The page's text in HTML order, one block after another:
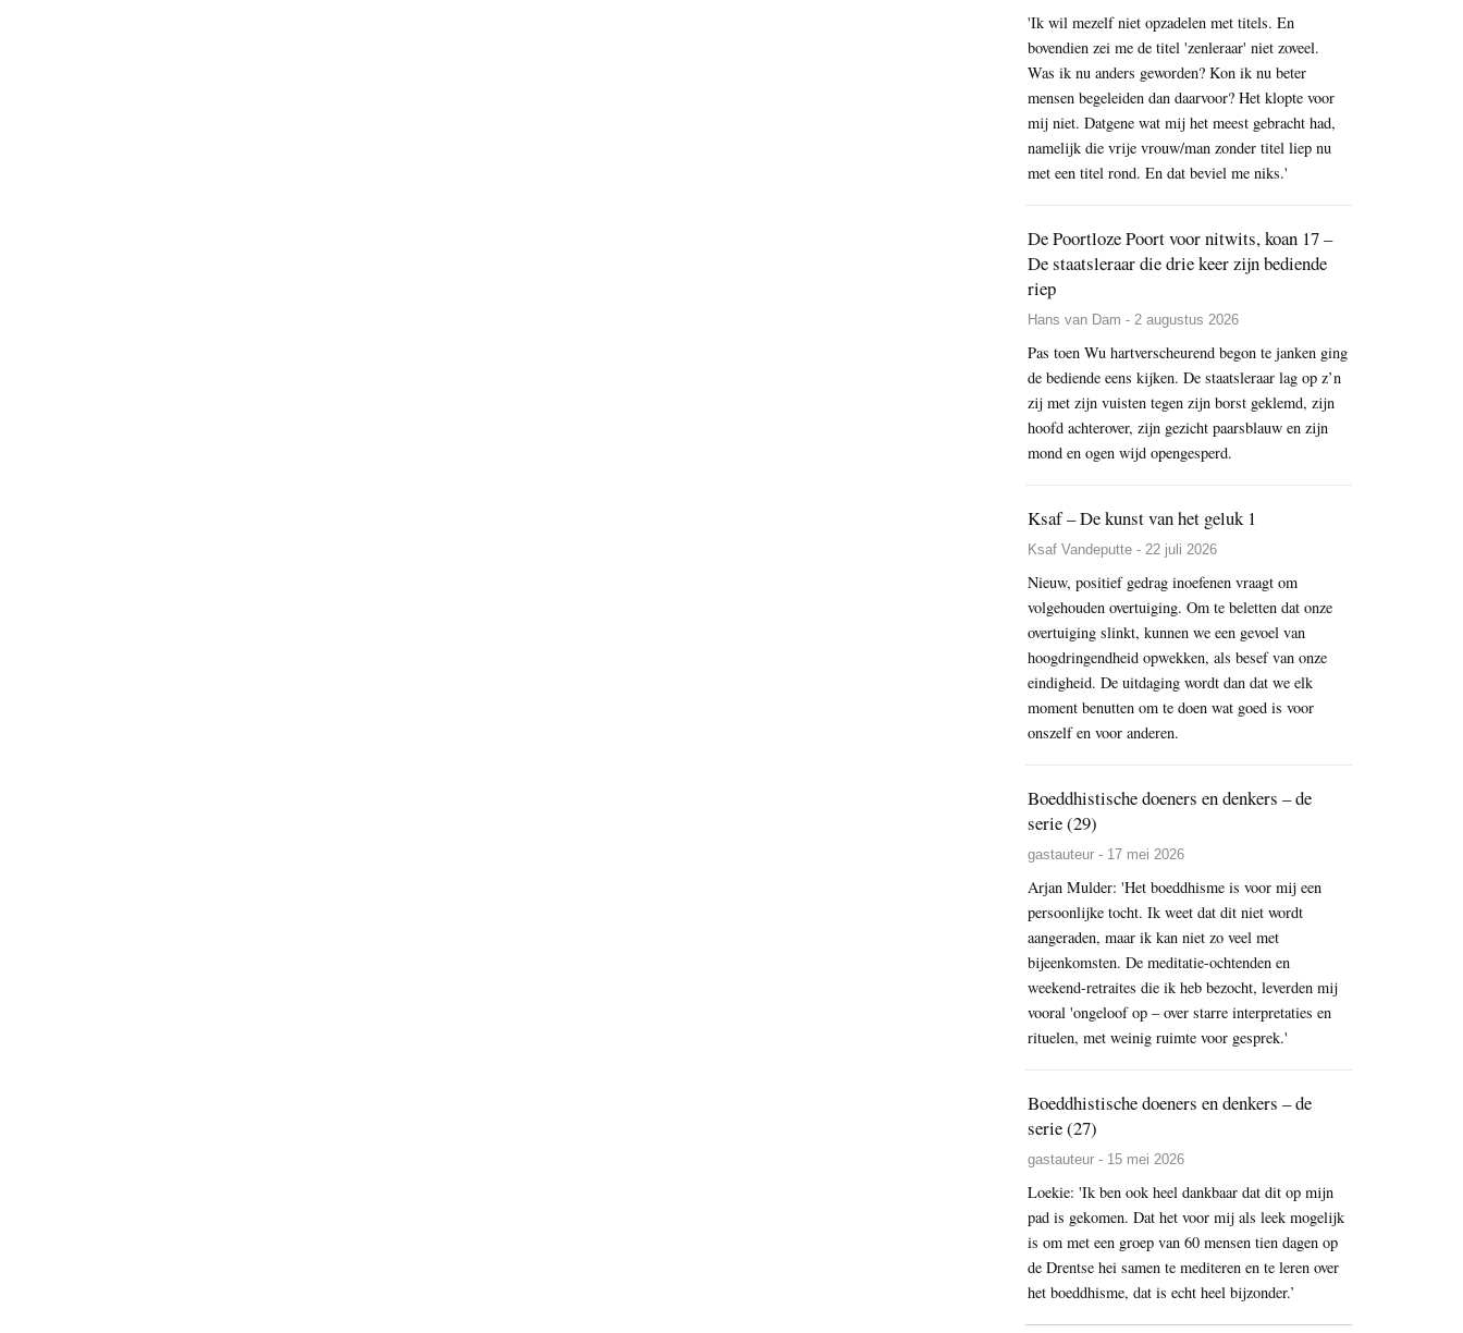
'Ik wil mezelf niet opzadelen met titels. En
bovendien zei me de titel 'zenleraar' niet zoveel.
Was ik nu anders geworden? Kon ik nu beter
mensen begeleiden dan daarvoor? Het klopte voor
mij niet. Datgene wat mij het meest gebracht had,
namelijk die vrije vrouw/man zonder titel liep nu
met een titel rond. En dat beviel me niks.'
De Poortloze Poort voor nitwits, koan 17 –
De staatsleraar die drie keer zijn bediende
riep
Hans van Dam - 2 augustus 2026
Pas toen Wu hartverscheurend begon te janken ging
de bediende eens kijken. De staatsleraar lag op z’n
zij met zijn vuisten tegen zijn borst geklemd, zijn
hoofd achterover, zijn gezicht paarsblauw en zijn
mond en ogen wijd opengesperd.
Ksaf – De kunst van het geluk 1
Ksaf Vandeputte - 22 juli 2026
Nieuw, positief gedrag inoefenen vraagt om
volgehouden overtuiging. Om te beletten dat onze
overtuiging slinkt, kunnen we een gevoel van
hoogdringendheid opwekken, als besef van onze
eindigheid. De uitdaging wordt dan dat we elk
moment benutten om te doen wat goed is voor
onszelf en voor anderen.
Boeddhistische doeners en denkers – de
serie (29)
gastauteur - 17 mei 2026
Arjan Mulder: 'Het boeddhisme is voor mij een
persoonlijke tocht. Ik weet dat dit niet wordt
aangeraden, maar ik kan niet zo veel met
bijeenkomsten. De meditatie-ochtenden en
weekend-retraites die ik heb bezocht, leverden mij
vooral 'ongeloof op – over starre interpretaties en
rituelen, met weinig ruimte voor gesprek.'
Boeddhistische doeners en denkers – de
serie (27)
gastauteur - 15 mei 2026
Loekie: 'Ik ben ook heel dankbaar dat dit op mijn
pad is gekomen. Dat het voor mij als leek mogelijk
is om met een groep van 60 mensen tien dagen op
de Drentse hei samen te mediteren en te leren over
het boeddhisme, dat is echt heel bijzonder.’